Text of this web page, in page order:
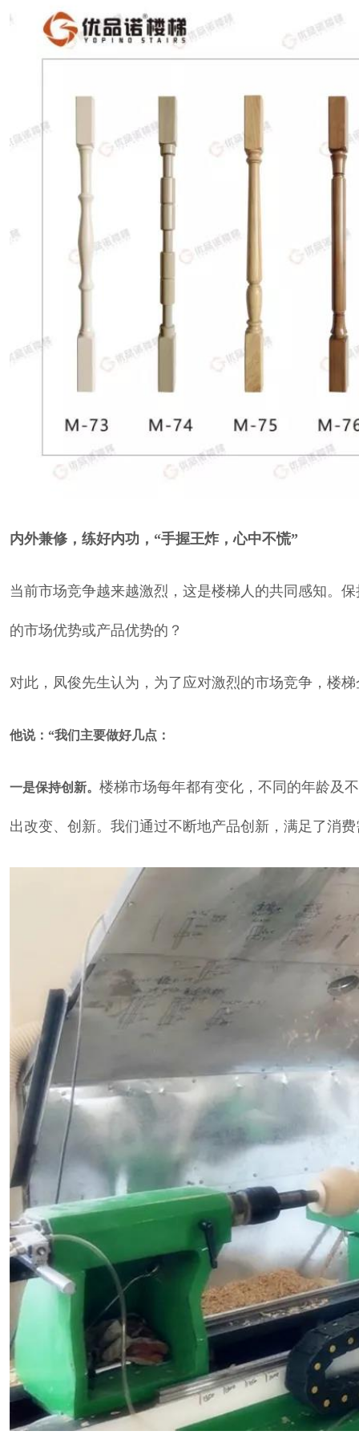
内外兼修，练好内功，“手握王炸，心中不慌”
当前市场竞争越来越激烈，这是楼梯人的共同感知。
的市场优势或产品优势的？
对此，凤俊先生认为，为了应对激烈的市场竞争，楼
他说：“我们主要做好几点：
一是保持创新。 楼梯市场每年都有变化，不同的年龄及
出改变、创新。我们通过不断地产品创新，满足了消